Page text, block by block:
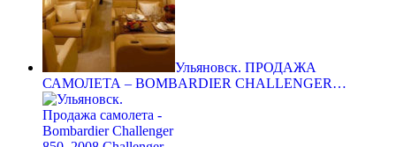
Ульяновск. ПРОДАЖА
САМОЛЕТА – BOMBARDIER CHALLENGER…